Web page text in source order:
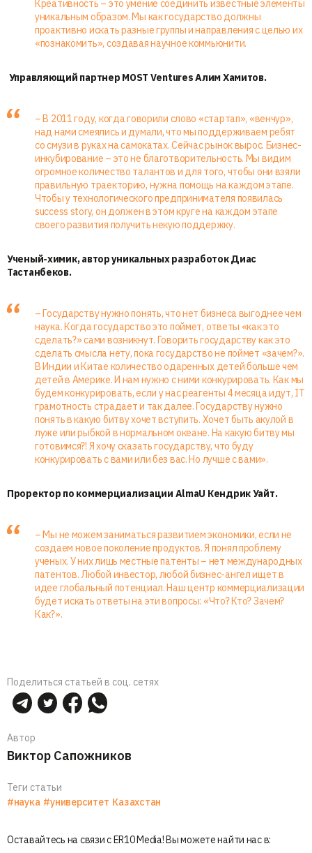
Креативность – это умение соединить известные элементы
уникальным образом. Мы как государство должны
проактивно искать разные группы и направления с целью их
«познакомить», создавая научное коммьюнити.
Управляющий партнер MOST Ventures Алим Хамитов.
– В 2011 году, когда говорили слово «стартап», «венчур»,
над нами смеялись и думали, что мы поддерживаем ребят
со смузи в руках на самокатах. Сейчас рынок вырос. Бизнес-
инкубирование – это не благотворительность. Мы видим
огромное количество талантов и для того, чтобы они взяли
правильную траекторию, нужна помощь на каждом этапе.
Чтобы у технологического предпринимателя появилась
success story, он должен в этом круге на каждом этапе
своего развития получить некую поддержку.
Ученый-химик, автор уникальных разработок Диас
Тастанбеков.
– Государству нужно понять, что нет бизнеса выгоднее чем
наука. Когда государство это поймет, ответы «как это
сделать?» сами возникнут. Говорить государству как это
сделать смысла нету, пока государство не поймет «зачем?».
В Индии и Китае количество одаренных детей больше чем
детей в Америке. И нам нужно с ними конкурировать. Как мы
будем конкурировать, если у нас реагенты 4 месяца идут, IT
грамотность страдает и так далее. Государству нужно
понять в какую битву хочет вступить. Хочет быть акулой в
луже или рыбкой в нормальном океане. На какую битву мы
готовимся?! Я хочу сказать государству, что буду
конкурировать с вами или без вас. Но лучше с вами».
Проректор по коммерциализации AlmaU Кендрик Уайт.
– Мы не можем заниматься развитием экономики, если не
создаем новое поколение продуктов. Я понял проблему
ученых. У них лишь местные патенты – нет международных
патентов. Любой инвестор, любой бизнес-ангел ищет в
идее глобальный потенциал. Наш центр коммерциализации
будет искать ответы на эти вопросы: «Что? Кто? Зачем?
Как?».
Поделиться статьей в соц. сетях
Автор
Виктор Сапожников
Теги статьи
#наука #университет Казахстан
Оставайтесь на связи с ER10 Media! Вы можете найти нас в: